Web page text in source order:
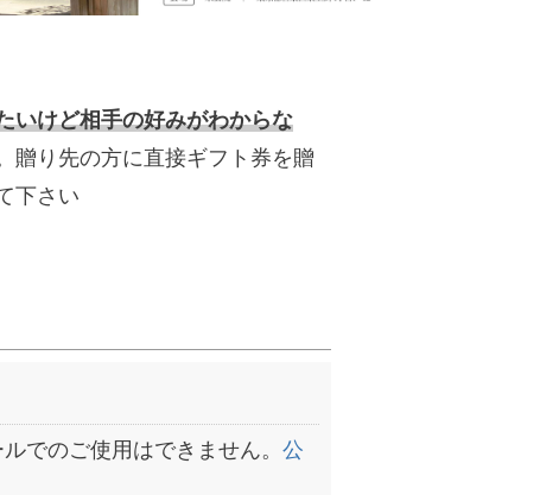
いけど相手の好みがわからな
贈り先の方に直接ギフト券を贈
下さい
でのご使用はできません。公